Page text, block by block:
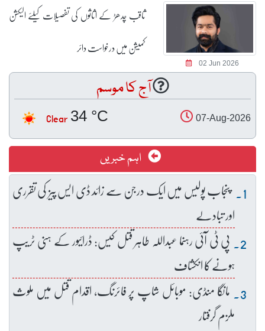
02 Jun 2026
ثاقب چدھڑ کے اثاثوں کی تفصیلات کیلئے الیکشن
کمیشن میں درخواست دائر
آج کا موسم
07-Aug-2026
34 °C
Clear
اہم خبریں
پنجاب پولیس میں ایک درجن سے زائد ڈی ایس پیز کی تقرری
اور تبادلے
پی ٹی آئی رہنما عبداللہ طاہر قتل کیس: ڈرائیور کے ہنی ٹریپ
ہونے کا انکشاف
مانگا منڈی: موبائل شاپ پر فائرنگ، اقدام قتل میں ملوث
ملزم گرفتار